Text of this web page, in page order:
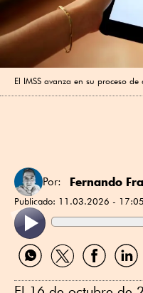
El IMSS avanza en su proceso de
Por: Fernando
Publicado: 11.03.2026 - 17:05
Compartir
por
Compartir
por
Compartir
por
por